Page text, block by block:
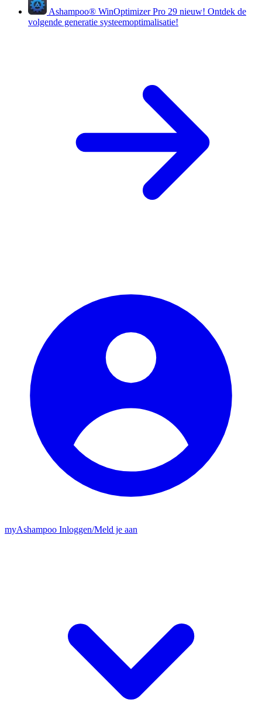
Ashampoo® WinOptimizer Pro 29 nieuw! Ontdek de
volgende generatie systeemoptimalisatie!
myAshampoo Inloggen/Meld je aan